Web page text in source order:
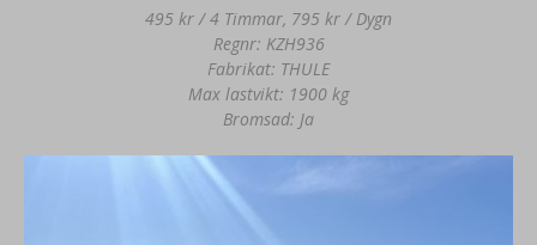
495 kr / 4 Timmar, 795 kr / Dygn
Regnr: KZH936
Fabrikat: THULE
Max lastvikt: 1900 kg
Bromsad: Ja